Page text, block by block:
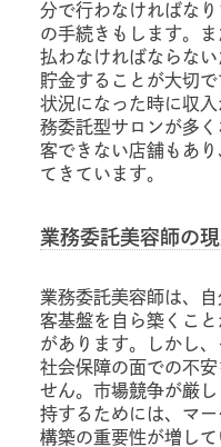
分で行わなければな
の手続きもします。
払わなければならな
貯金することが大切
状況になった時に収
務委託型サロンが多
客できない店舗もあ
てきています。
業務委託美容師の
業務委託美容師は、
客基盤を自ら築くこ
があります。しかし
社会保障の面での不
せん。市場競争が厳
持するためには、マ
構築の重要性が増して